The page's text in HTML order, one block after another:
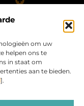
om uw
helpen ons te
in staat om
aan te bieden.
].